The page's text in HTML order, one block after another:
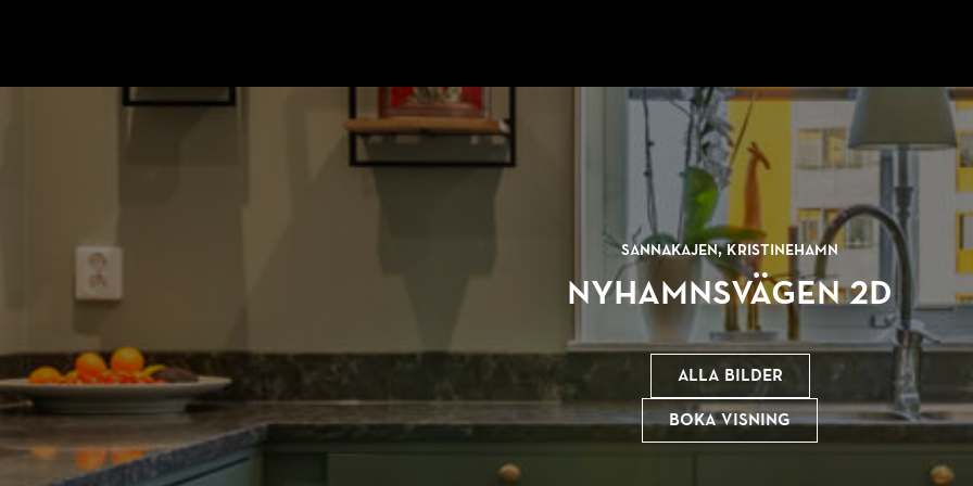
Sannakajen, Kristinehamn
Nyhamnsvägen 2D
Alla bilder
Boka visning